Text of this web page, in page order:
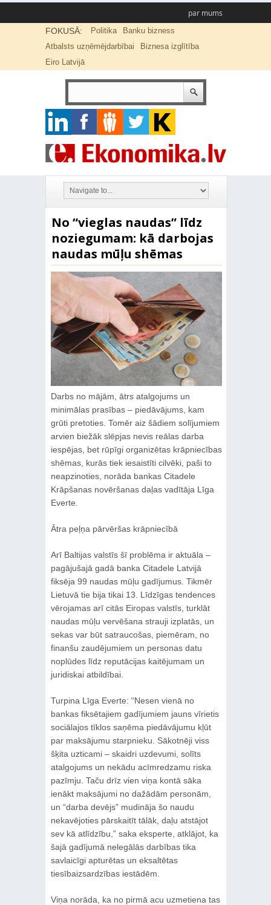
par mums
FOKUSĀ: Politika
Banku bizness
Atbalsts uzņēmējdarbībai
Biznesa izglītība
Eiro Latvijā
No “vieglas naudas” līdz
noziegumam: kā darbojas
naudas mūļu shēmas
Darbs no mājām, ātrs atalgojums un
minimālas prasības – piedāvājums, kam
grūti pretoties. Tomēr aiz šādiem solījumiem
arvien biežāk slēpjas nevis reālas darba
iespējas, bet rūpīgi organizētas krāpniecības
shēmas, kurās tiek iesaistīti cilvēki, paši to
neapzinoties, norāda bankas Citadele
Krāpšanas novēršanas daļas vadītāja Līga
Everte.
Ātra peļņa pārvēršas krāpniecībā
Arī Baltijas valstīs šī problēma ir aktuāla –
pagājušajā gadā banka Citadele Latvijā
fiksēja 99 naudas mūļu gadījumus. Tikmēr
Lietuvā tie bija tikai 13. Līdzīgas tendences
vērojamas arī citās Eiropas valstīs, turklāt
naudas mūļu vervēšana strauji izplatās, un
sekas var būt satraucošas, piemēram, no
finanšu zaudējumiem un personas datu
noplūdes līdz reputācijas kaitējumam un
juridiskai atbildībai.
Turpina Līga Everte: “Nesen vienā no
bankas fiksētajiem gadījumiem jauns vīrietis
sociālajos tīklos saņēma piedāvājumu kļūt
par maksājumu starpnieku. Sākotnēji viss
šķita uzticami – skaidri uzdevumi, solīts
atalgojums un nekādu acīmredzamu riska
pazīmju. Taču drīz vien viņa kontā sāka
ienākt maksājumi no dažādām personām,
un “darba devējs” mudināja šo naudu
nekavējoties pārskaitīt tālāk, daļu atstājot
sev kā atlīdzību,” saka eksperte, atklājot, ka
šajā gadījumā nelegālās darbības tika
savlaicīgi apturētas un eksaltētas
tiesībaizsardzības iestādēm.
Viņa norāda, ka no pirmā acu uzmetiena tas